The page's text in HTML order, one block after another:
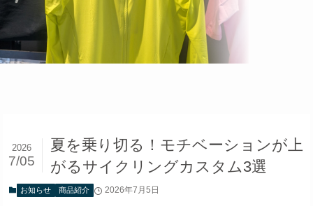
夏を乗り切る！モチベーションが上
がるサイクリングカスタム3選
2026
7/05
お知らせ 商品紹介 2026年7月5日